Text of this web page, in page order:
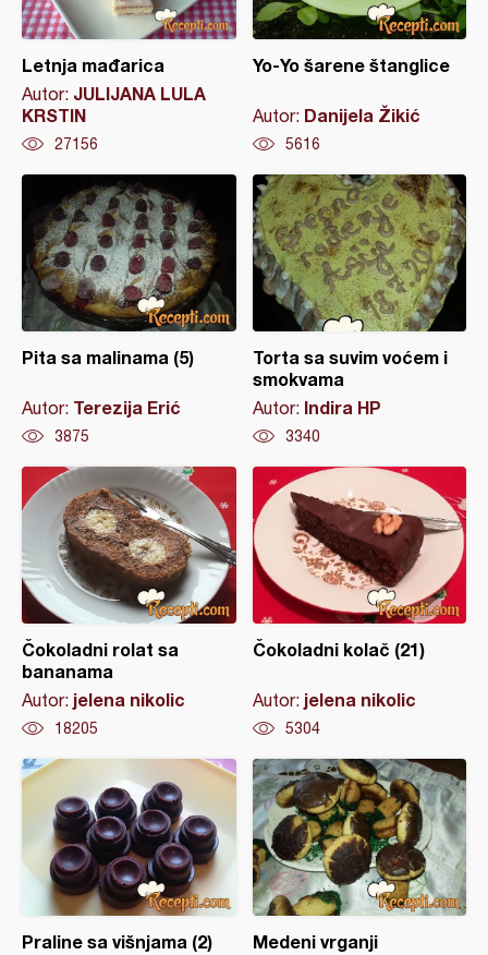
Letnja mađarica
Autor: JULIJANA LULA
KRSTIN
27156
Yo-Yo šarene štanglice
Autor: Danijela Žikić
5616
Pita sa malinama (5)
Autor: Terezija Erić
3875
Torta sa suvim voćem i
smokvama
Autor: Indira HP
3340
Čokoladni rolat sa
bananama
Autor: jelena nikolic
18205
Čokoladni kolač (21)
Autor: jelena nikolic
5304
Praline sa višnjama (2) Medeni vrganji